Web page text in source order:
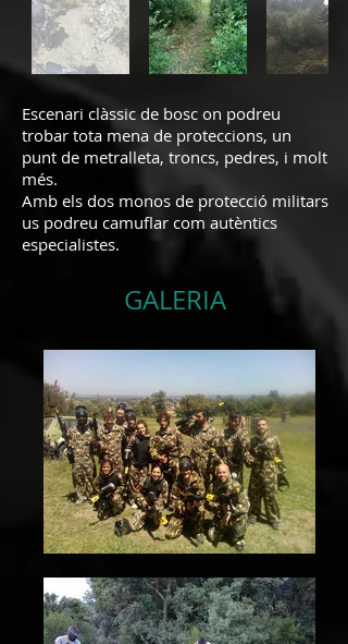
Escenari clàssic de bosc on podreu
trobar tota mena de proteccions, un
punt de metralleta, troncs, pedres, i molt
més.
Amb els dos monos de protecció militars
us podreu camuflar com autèntics
especialistes.
GALERIA